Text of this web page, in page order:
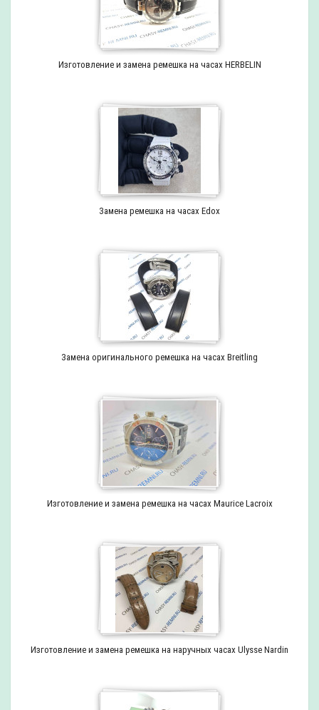
Изготовление и замена ремешка на часах HERBELIN
Замена ремешка на часах Edox
Замена оригинального ремешка на часах Breitling
Изготовление и замена ремешка на часах Maurice Lacroix
Изготовление и замена ремешка на наручных часах Ulysse Nardin